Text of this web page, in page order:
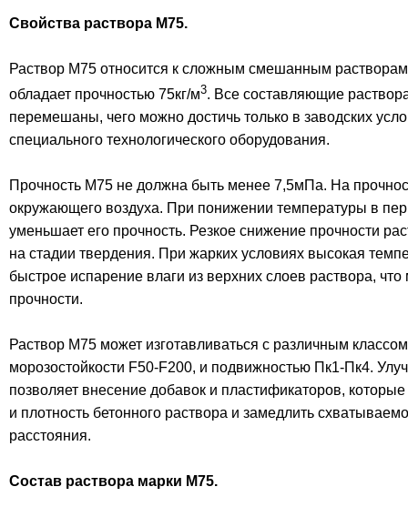
Свойства раствора М75.
Раствор М75 относится к сложным смешанным растворам,
обладает прочностью 75кг/м3. Все составляющие
перемешаны, чего можно достичь только в заводских
специального технологического оборудования.
Прочность М75 не должна быть менее 7,5мПа. На
окружающего воздуха. При понижении температуры в
уменьшает его прочность. Резкое снижение прочности
на стадии твердения. При жарких условиях высокая
быстрое испарение влаги из верхних слоев раствора,
прочности.
Раствор М75 может изготавливаться с различным
морозостойкости F50-F200, и подвижностью Пк1-Пк4.
позволяет внесение добавок и пластификаторов,
и плотность бетонного раствора и замедлить
расстояния.
Состав раствора марки М75.